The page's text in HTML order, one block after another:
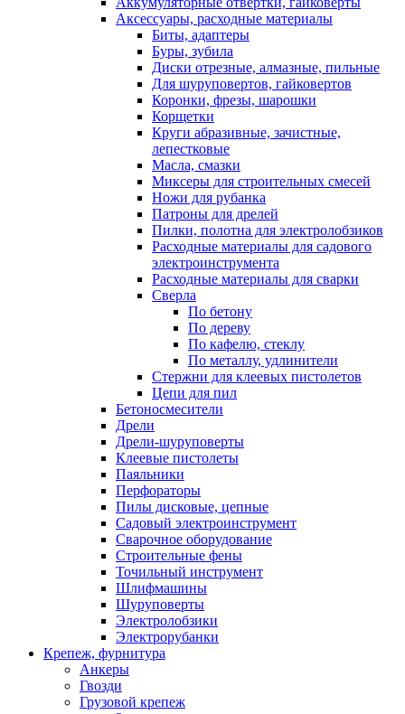
Аксессуары, расходные материалы
Биты, адаптеры
Буры, зубила
Диски отрезные, алмазные, пильные
Для шуруповертов, гайковертов
Коронки, фрезы, шарошки
Корщетки
Круги абразивные, зачистные,
лепестковые
Масла, смазки
Миксеры для строительных смесей
Ножи для рубанка
Патроны для дрелей
Пилки, полотна для электролобзиков
Расходные материалы для садового
электроинструмента
Расходные материалы для сварки
Сверла
По бетону
По дереву
По кафелю, стеклу
По металлу, удлинители
Стержни для клеевых пистолетов
Цепи для пил
Бетоносмесители
Дрели
Дрели-шуруповерты
Клеевые пистолеты
Паяльники
Перфораторы
Пилы дисковые, цепные
Садовый электроинструмент
Сварочное оборудование
Строительные фены
Точильный инструмент
Шлифмашины
Шуруповерты
Электролобзики
Электрорубанки
Крепеж, фурнитура
Анкеры
Гвозди
Грузовой крепеж